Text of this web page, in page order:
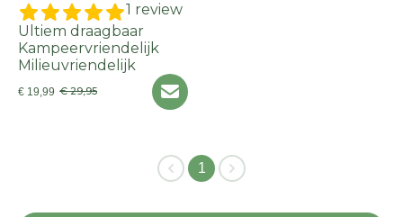
1 review
Ultiem draagbaar
Kampeervriendelijk
Milieuvriendelijk
€ 19,99 € 29,95
1